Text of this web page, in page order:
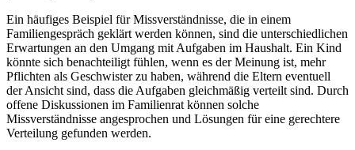
Ein häufiges Beispiel für Missverständnisse, die in einem
Familiengespräch geklärt werden können, sind die unterschiedlichen
Erwartungen an den Umgang mit Aufgaben im Haushalt. Ein Kind
könnte sich benachteiligt fühlen, wenn es der Meinung ist, mehr
Pflichten als Geschwister zu haben, während die Eltern eventuell
der Ansicht sind, dass die Aufgaben gleichmäßig verteilt sind. Durch
offene Diskussionen im Familienrat können solche
Missverständnisse angesprochen und Lösungen für eine gerechtere
Verteilung gefunden werden.